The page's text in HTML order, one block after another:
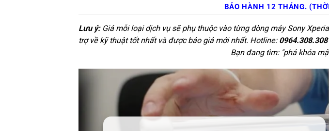
BẢO HÀNH 12 THÁNG.
Lưu ý:Giá mỗi loại dịch vụ sẽ phụ thuộc vào từng dòng máy Sony
trợ về kỹ thuật tốt nhất và được báo giá mới nhất. Hotline: 0964.308.308
Bạn đang tìm: "phá khóa